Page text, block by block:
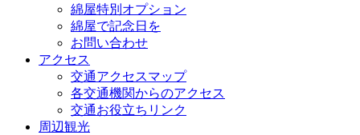
綿屋特別オプション
綿屋で記念日を
お問い合わせ
アクセス
交通アクセスマップ
各交通機関からのアクセス
交通お役立ちリンク
周辺観光